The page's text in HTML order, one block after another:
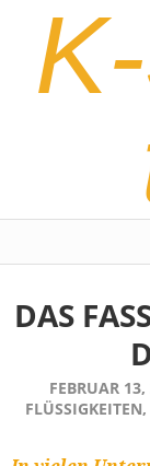
DAS
FEBRUAR
FLÜSSIGKEITEN,